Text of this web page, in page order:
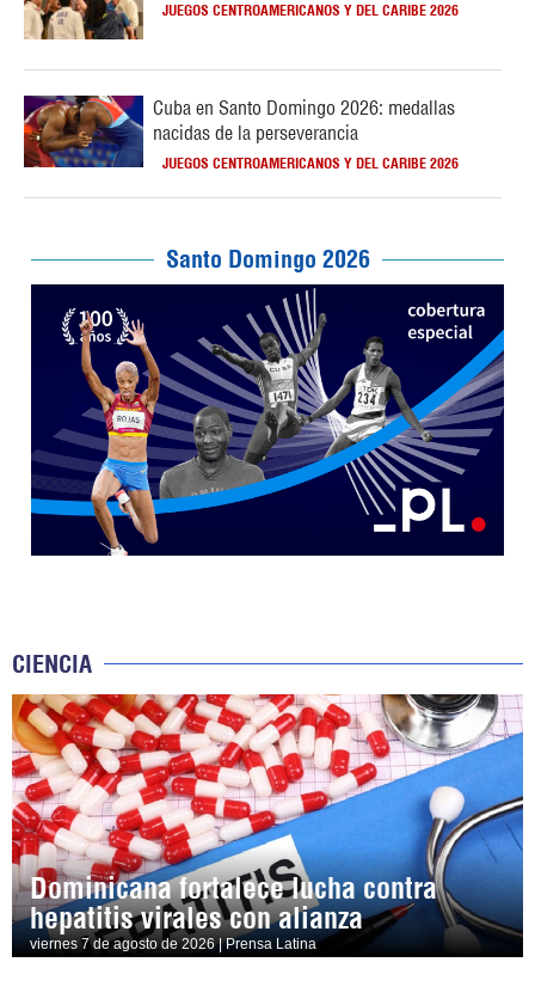
JUEGOS CENTROAMERICANOS Y DEL CARIBE 2026
Cuba en Santo Domingo 2026: medallas
nacidas de la perseverancia
JUEGOS CENTROAMERICANOS Y DEL CARIBE 2026
Santo Domingo 2026
CIENCIA
Dominicana fortalece lucha contra
hepatitis virales con alianza
viernes 7 de agosto de 2026 | Prensa Latina